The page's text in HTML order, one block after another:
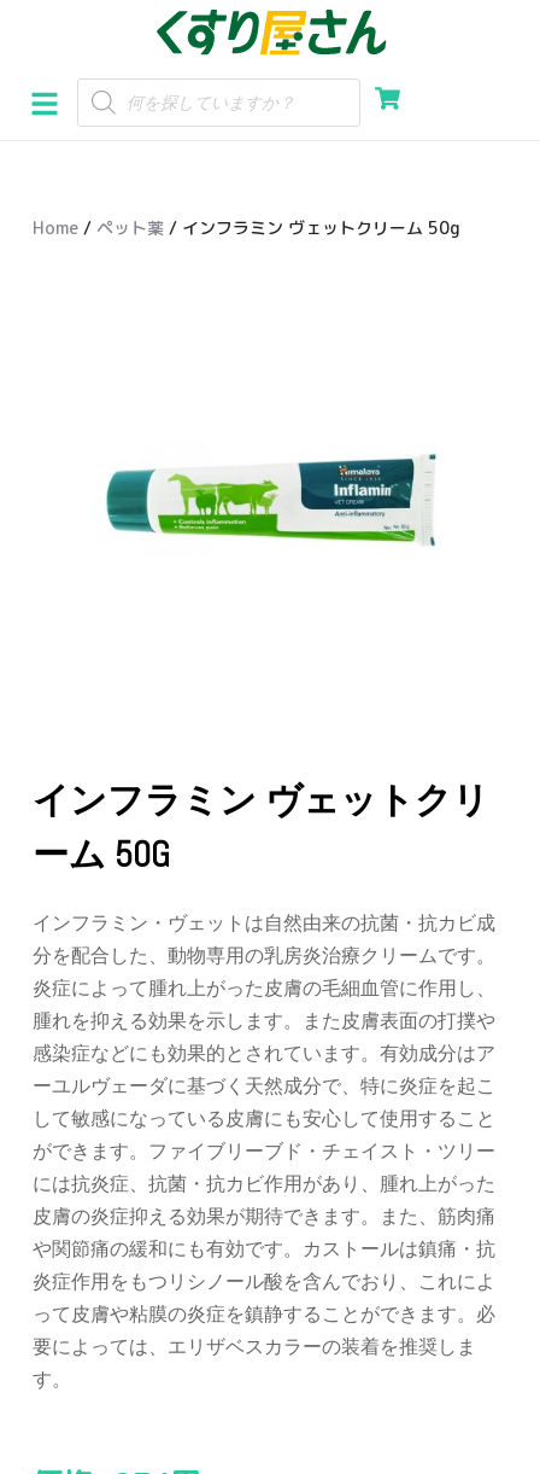
ン
テ
スHome / ペット薬 / インフラミン ヴェットクリーム 50g
インフラミン ヴェットクリ
ーム 50G
インフラミン・ヴェットは自然由来の抗菌・抗カビ成
分を配合した、動物専用の乳房炎治療クリームです。
炎症によって腫れ上がった皮膚の毛細血管に作用し、
腫れを抑える効果を示します。また皮膚表面の打撲や
感染症などにも効果的とされています。有効成分はア
ーユルヴェーダに基づく天然成分で、特に炎症を起こ
して敏感になっている皮膚にも安心して使用すること
ができます。ファイブリーブド・チェイスト・ツリー
には抗炎症、抗菌・抗カビ作用があり、腫れ上がった
皮膚の炎症抑える効果が期待できます。また、筋肉痛
や関節痛の緩和にも有効です。カストールは鎮痛・抗
炎症作用をもつリシノール酸を含んでおり、これによ
って皮膚や粘膜の炎症を鎮静することができます。必
要によっては、エリザベスカラーの装着を推奨しま
す。